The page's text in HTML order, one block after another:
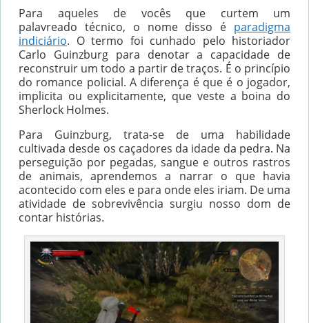
Para aqueles de vocês que curtem um
palavreado técnico, o nome disso é paradigma
indiciário. O termo foi cunhado pelo historiador
Carlo Guinzburg para denotar a capacidade de
reconstruir um todo a partir de traços. É o princípio
do romance policial. A diferença é que é o jogador,
implicita ou explicitamente, que veste a boina do
Sherlock Holmes.
Para Guinzburg, trata-se de uma habilidade
cultivada desde os caçadores da idade da pedra. Na
perseguição por pegadas, sangue e outros rastros
de animais, aprendemos a narrar o que havia
acontecido com eles e para onde eles iriam. De uma
atividade de sobrevivência surgiu nosso dom de
contar histórias.